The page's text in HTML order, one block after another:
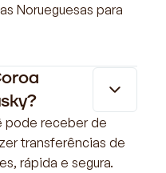
Norueguesas para
pode receber de
transferências de
rápida e segura.